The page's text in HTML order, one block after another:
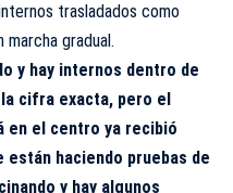
trasladados como
gradual.
y hay internos dentro de
cifra exacta, pero el
en el centro ya recibió
están haciendo pruebas de
y hay algunos